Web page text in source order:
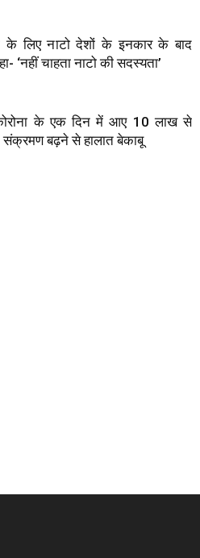
लिए नाटो देशों के इनकार के बाद
‘नहीं चाहता नाटो की सदस्यता’
के एक दिन में आए 10 लाख से
बढ़ने से हालात बेकाबू